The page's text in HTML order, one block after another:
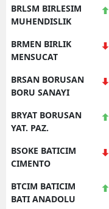
BRLSM BIRLESIM
MUHENDISLIK
BRMEN BIRLIK
MENSUCAT
BRSAN BORUSAN
BORU SANAYI
BRYAT BORUSAN
YAT. PAZ.
BSOKE BATICIM
CIMENTO
BTCIM BATICIM
BATI ANADOLU